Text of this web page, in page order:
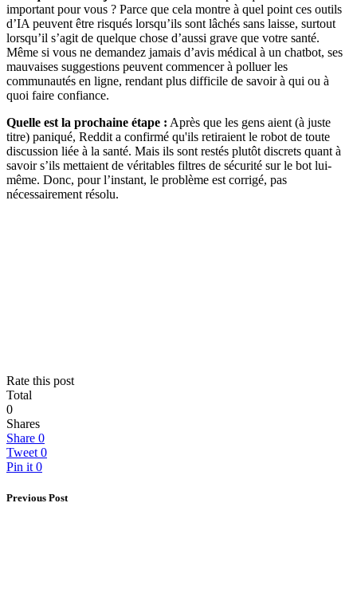
important pour vous ? Parce que cela montre à quel point ces outils
d’IA peuvent être risqués lorsqu’ils sont lâchés sans laisse, surtout
lorsqu’il s’agit de quelque chose d’aussi grave que votre santé.
Même si vous ne demandez jamais d’avis médical à un chatbot, ses
mauvaises suggestions peuvent commencer à polluer les
communautés en ligne, rendant plus difficile de savoir à qui ou à
quoi faire confiance.
Quelle est la prochaine étape : Après que les gens aient (à juste
titre) paniqué, Reddit a confirmé qu'ils retiraient le robot de toute
discussion liée à la santé. Mais ils sont restés plutôt discrets quant à
savoir s’ils mettaient de véritables filtres de sécurité sur le bot lui-
même. Donc, pour l’instant, le problème est corrigé, pas
nécessairement résolu.
Rate this post
Total
0
Shares
Share 0
Tweet 0
Pin it 0
Previous Post